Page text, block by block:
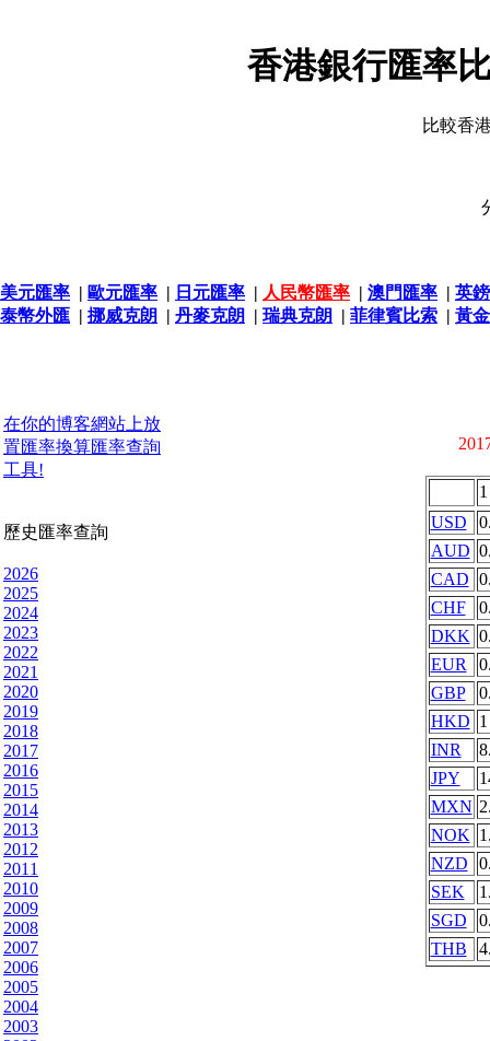
香港銀行匯率
比較香
美元匯率 | 歐元匯率 | 日元匯率 | 人民幣匯率 | 澳門匯率 | 英
泰幣外匯 | 挪威克朗 | 丹麥克朗 | 瑞典克朗 | 菲律賓比索 | 黃
在你的博客網站上放
置匯率換算匯率查詢
工具!
歷史匯率查詢
2026
2025
2024
2023
2022
2021
2020
2019
2018
2017
2016
2015
2014
2013
2012
2011
2010
2009
2008
2007
2006
2005
2004
2003
USD
AUD
CAD
CHF
DKK
EUR
GBP
HKD 1
INR
JPY
MXN
NOK
NZD
SEK
SGD
THB